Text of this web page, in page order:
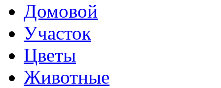
Домовой
Участок
Цветы
Животные